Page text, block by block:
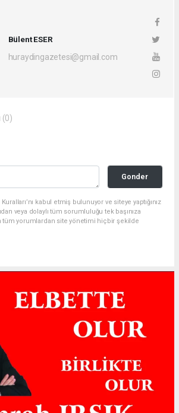
Bülent ESER
huraydingazetesi@gmail.com
(0)
Gonder
kabul etmiş bulunuyor ve siteye yaptığınız
veya dolaylı tüm sorumluluğu tek başınıza
tüm yorumlardan site yönetimi hiçbir şekilde